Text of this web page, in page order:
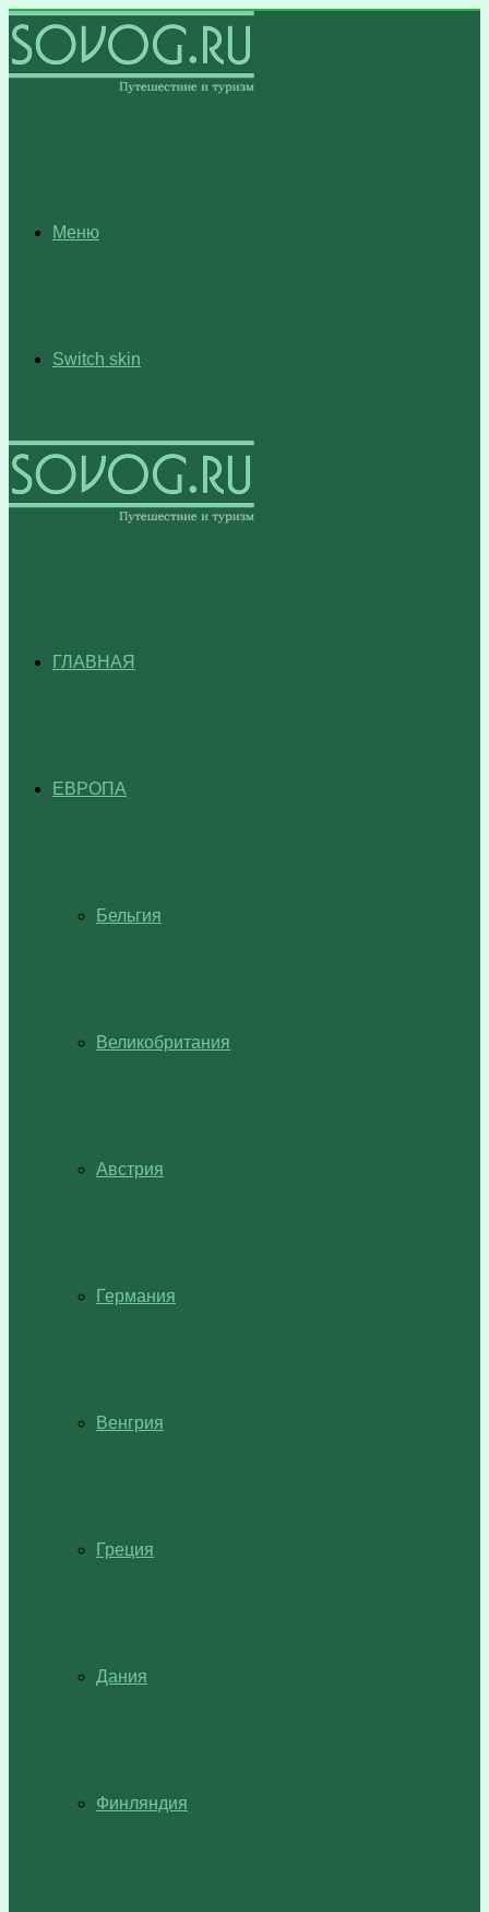
Меню
Switch skin
ГЛАВНАЯ
ЕВРОПА
Бельгия
Великобритания
Австрия
Германия
Венгрия
Греция
Дания
Финляндия